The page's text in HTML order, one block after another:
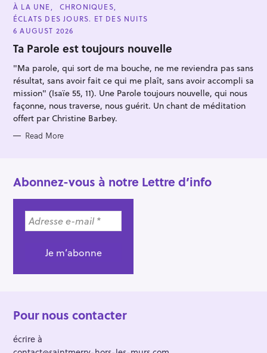
C
A
T
E
O
R
E
À LA UNE
CHRONIQUES
ÉCLATS DES JOURS. ET DES NUITS
6 AUGUST 2026
Ta Parole est toujours nouvelle
"Ma parole, qui sort de ma bouche, ne me reviendra pas sans
résultat, sans avoir fait ce qui me plaît, sans avoir accompli sa
mission" (Isaïe 55, 11). Une Parole toujours nouvelle, qui nous
façonne, nous traverse, nous guérit. Un chant de méditation
offert par Christine Barbey.
Read More
Abonnez-vous à notre Lettre d’info
Pour nous contacter
écrire à
o
r